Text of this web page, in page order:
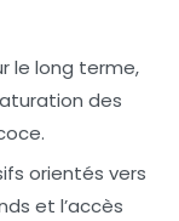
le long terme,
des
orientés vers
et l’accès